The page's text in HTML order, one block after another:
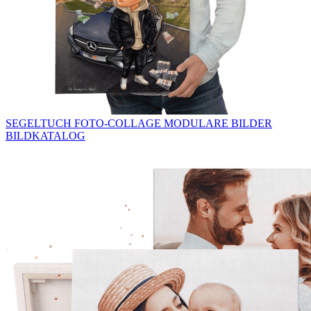
SEGELTUCH FOTO-COLLAGE MODULARE BILDER
BILDKATALOG